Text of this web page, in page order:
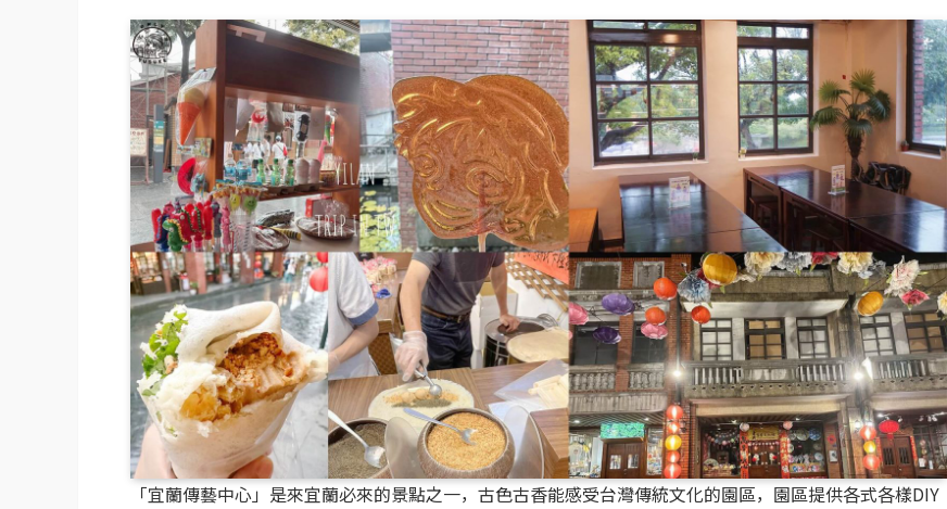
「宜蘭傳藝中心」是來宜蘭必來的景點之一，古色古香能感受台灣傳統文化的園區，園區提供各式各樣DIY